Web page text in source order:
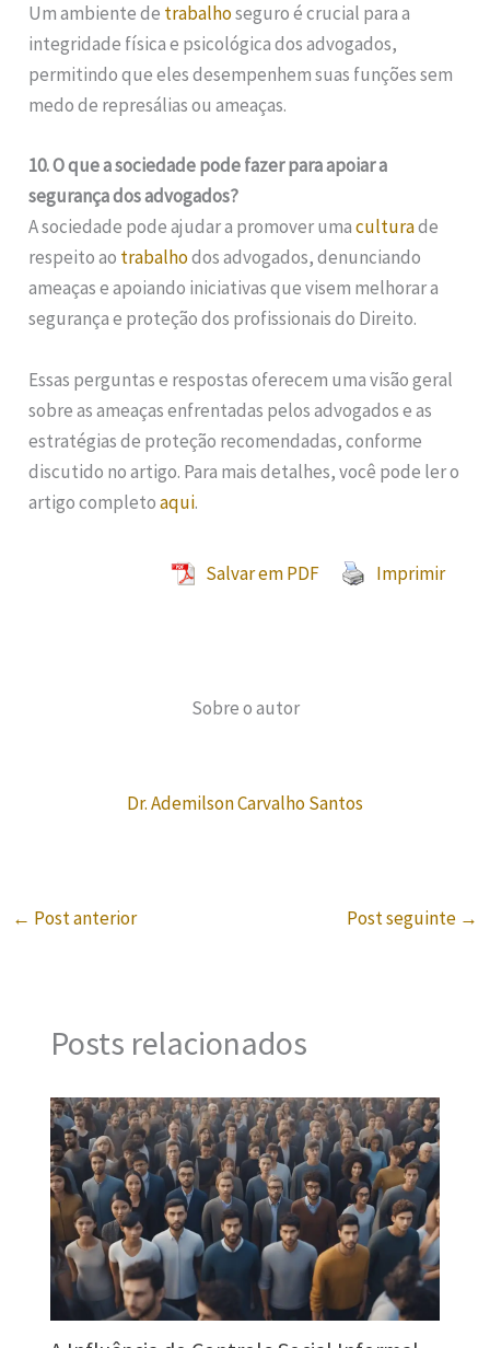
Um ambiente de trabalhoseguro é crucial para a
integridade física e psicológica dos advogados,
permitindo que eles desempenhem suas funções sem
medo de represálias ou ameaças.
10. O que a sociedade pode fazer para apoiar a
segurança dos advogados?
A sociedade pode ajudar a promover umaculturade
respeito ao trabalhodos advogados, denunciando
ameaças e apoiando iniciativas que visem melhorar a
segurança e proteção dos profissionais do Direito.
Essas perguntas e respostas oferecem uma visão geral
sobre as ameaças enfrentadas pelos advogados e as
estratégias de proteção recomendadas, conforme
discutido no artigo. Para mais detalhes, você pode ler o
artigo completoaqui.
Salvar em PDF Imprimir
Sobre o autor
Dr. Ademilson Carvalho Santos
← Post anterior Post seguinte →
Posts relacionados